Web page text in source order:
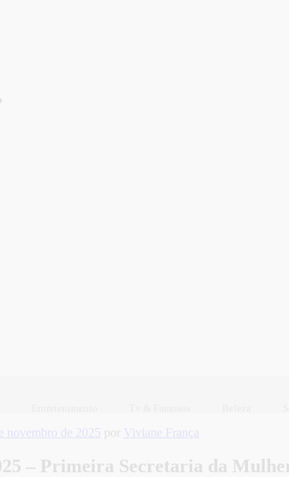
novembro de 2025 por Viviane França
– Primeira Secretaria da